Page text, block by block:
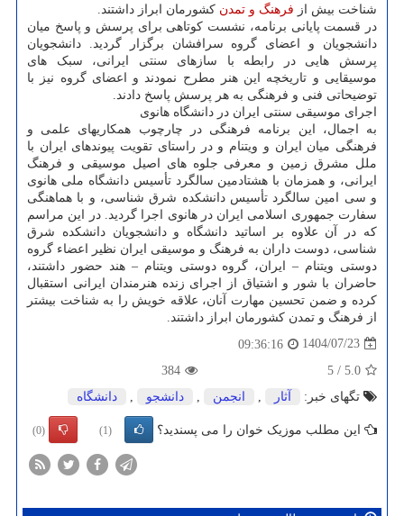
شناخت بیش از فرهنگ و تمدن کشورمان ابراز داشتند.
در قسمت پایانی برنامه، نشست کوتاهی برای پرسش و پاسخ میان
دانشجویان و اعضای گروه سرافشان برگزار گردید. دانشجویان
پرسش هایی در رابطه با سازهای سنتی ایرانی، سبک های
موسیقایی و تاریخچه این هنر مطرح نمودند و اعضای گروه نیز با
توضیحاتی فنی و فرهنگی به هر پرسش پاسخ دادند.
اجرای موسیقی سنتی ایران در دانشگاه هانوی
به اجمال، این برنامه فرهنگی در چارچوب همکاریهای علمی و
فرهنگی میان ایران و ویتنام و در راستای تقویت پیوندهای ایران با
ملل مشرق زمین و معرفی جلوه های اصیل موسیقی و فرهنگ
ایرانی، و همزمان با هشتادمین سالگرد تأسیس دانشگاه ملی هانوی
و سی امین سالگرد تأسیس دانشکده شرق شناسی، و با هماهنگی
سفارت جمهوری اسلامی ایران در هانوی اجرا گردید. در این مراسم
که در آن علاوه بر اساتید دانشگاه و دانشجویان دانشکده شرق
شناسی، دوست داران به فرهنگ و موسیقی ایران نظیر اعضاء گروه
دوستی ویتنام – ایران، گروه دوستی ویتنام – هند حضور داشتند،
حاضران با شور و اشتیاق از اجرای زنده هنرمندان ایرانی استقبال
کرده و ضمن تحسین مهارت آنان، علاقه خویش را به شناخت بیشتر
از فرهنگ و تمدن کشورمان ابراز داشتند.
1404/07/23
09:36:16
5.0
/
5
384
تگهای خبر:
آثار , انجمن , دانشجو , دانشگاه
این مطلب موزیک خوان را می پسندید؟ (1)
(0)